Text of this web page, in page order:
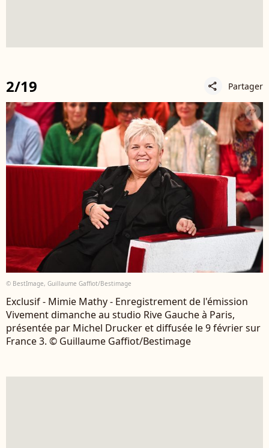
2/19 share Partager
© BestImage, Guillaume Gaffiot/Bestimage
Exclusif - Mimie Mathy - Enregistrement de l'émission
Vivement dimanche au studio Rive Gauche à Paris,
présentée par Michel Drucker et diffusée le 9 février sur
France 3. © Guillaume Gaffiot/Bestimage